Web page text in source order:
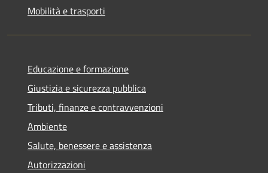
Mobilità e trasporti
Educazione e formazione
Giustizia e sicurezza pubblica
Tributi, finanze e contravvenzioni
Ambiente
Salute, benessere e assistenza
Autorizzazioni